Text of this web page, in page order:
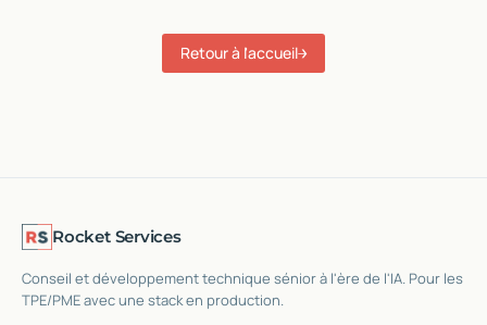
Retour à l'accueil→
Rocket Services
Conseil et développement technique sénior à l'ère de l'IA. Pour les
TPE/PME avec une stack en production.